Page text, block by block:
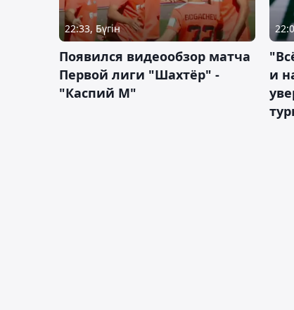
22:33, Бүгін
Появился видеообзор матча
Первой лиги "Шахтёр" -
"Каспий М"
и